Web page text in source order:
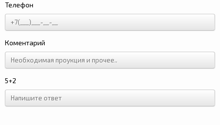
Телефон
Коментарий
5+2